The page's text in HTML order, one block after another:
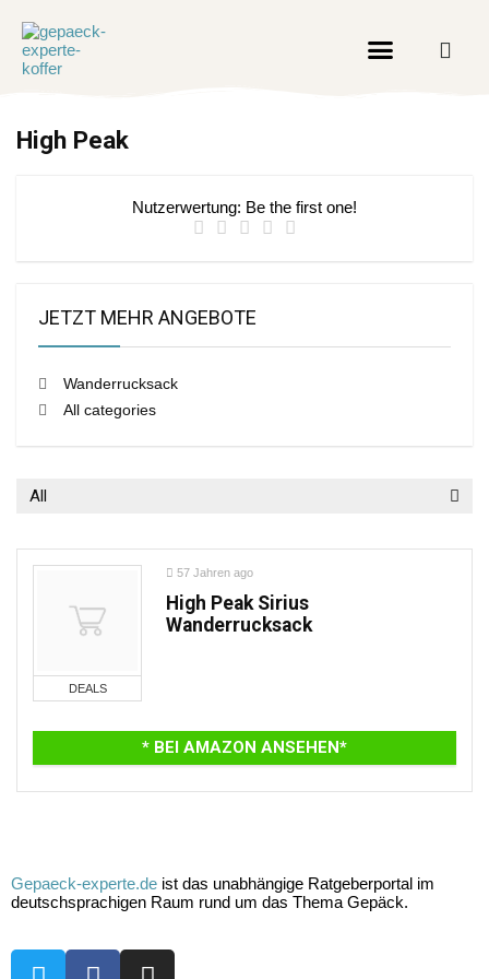
High Peak
Nutzerwertung: Be the first one!
JETZT MEHR ANGEBOTE
Wanderrucksack
All categories
All
DEALS
57 Jahren ago
High Peak Sirius
Wanderrucksack
* BEI AMAZON ANSEHEN*
Gepaeck-experte.de ist das unabhängige Ratgeberportal im
deutschsprachigen Raum rund um das Thema Gepäck.